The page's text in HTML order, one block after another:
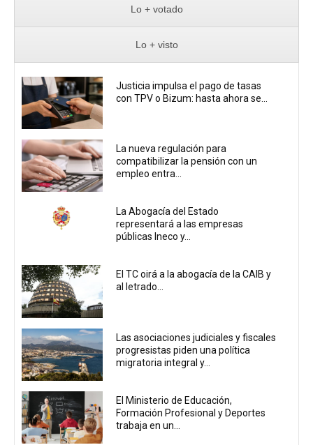
Lo + votado
Lo + visto
Justicia impulsa el pago de tasas
con TPV o Bizum: hasta ahora se...
La nueva regulación para
compatibilizar la pensión con un
empleo entra...
La Abogacía del Estado
representará a las empresas
públicas Ineco y...
El TC oirá a la abogacía de la CAIB y
al letrado...
Las asociaciones judiciales y fiscales
progresistas piden una política
migratoria integral y...
El Ministerio de Educación,
Formación Profesional y Deportes
trabaja en un...